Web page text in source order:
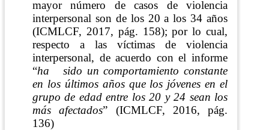
mayor número de casos de violencia
interpersonal son de los 20 a los 34 años
(ICMLCF, 2017, pág. 158); por lo cual,
respecto a las víctimas de violencia
interpersonal, de acuerdo con el informe
“ha
sido un comportamiento constante
en los últimos años que los jóvenes en el
grupo de edad entre los 20 y 24 sean los
más afectados”
(ICMLCF, 2016, pág.
136)